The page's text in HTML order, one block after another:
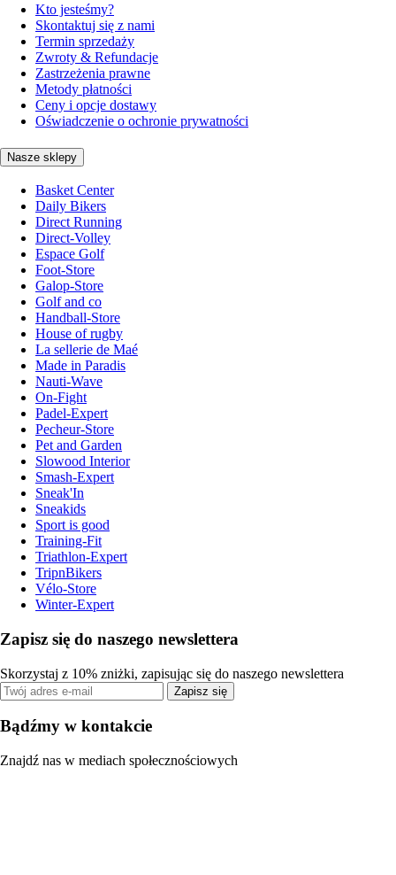
Kto jesteśmy?
Skontaktuj się z nami
Termin sprzedaży
Zwroty & Refundacje
Zastrzeżenia prawne
Metody płatności
Ceny i opcje dostawy
Oświadczenie o ochronie prywatności
Nasze sklepy
Basket Center
Daily Bikers
Direct Running
Direct-Volley
Espace Golf
Foot-Store
Galop-Store
Golf and co
Handball-Store
House of rugby
La sellerie de Maé
Made in Paradis
Nauti-Wave
On-Fight
Padel-Expert
Pecheur-Store
Pet and Garden
Slowood Interior
Smash-Expert
Sneak'In
Sneakids
Sport is good
Training-Fit
Triathlon-Expert
TripnBikers
Vélo-Store
Winter-Expert
Zapisz się do naszego newslettera
Skorzystaj z 10% zniżki, zapisując się do naszego newslettera
Zapisz się
Bądźmy w kontakcie
Znajdź nas w mediach społecznościowych